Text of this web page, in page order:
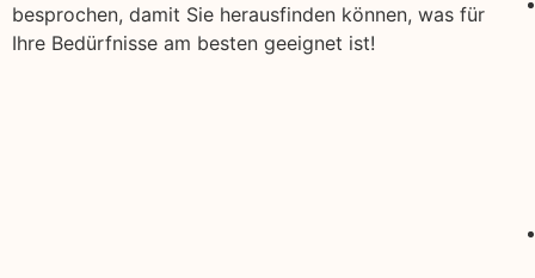
besprochen, damit Sie herausfinden können, was für
Ihre Bedürfnisse am besten geeignet ist!